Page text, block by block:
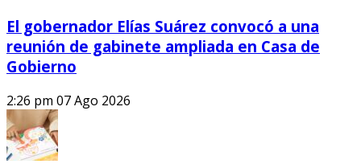
El gobernador Elías Suárez convocó a una
reunión de gabinete ampliada en Casa de
Gobierno
2:26 pm 07 Ago 2026